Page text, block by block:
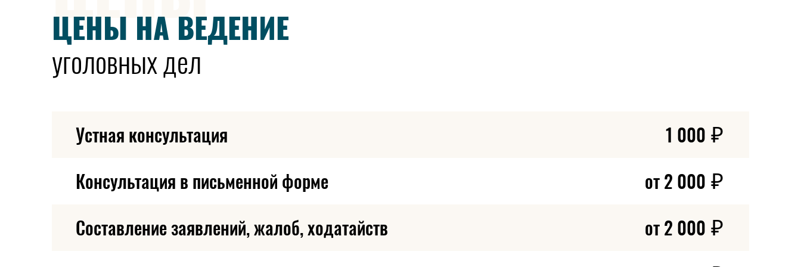
Примечания
Действие настоящей статьи не распространяется на случаи пропаганды применения в целях профилактики ВИЧ-инфекции и других опасных
инфекционных заболеваний соответствующих инструментов и оборудования, используемых для потребления наркотических средств и
психотропных веществ, если эти деяния осуществлялись по согласованию с органами исполнительной власти в сфере здравоохранения и органами
ЦЕНЫ НА ВЕДЕНИЕ
уголовных дел
Устная консультация 1 000 ₽
Консультация в письменной форме от 2 000 ₽
Составление заявлений, жалоб, ходатайств от 2 000 ₽